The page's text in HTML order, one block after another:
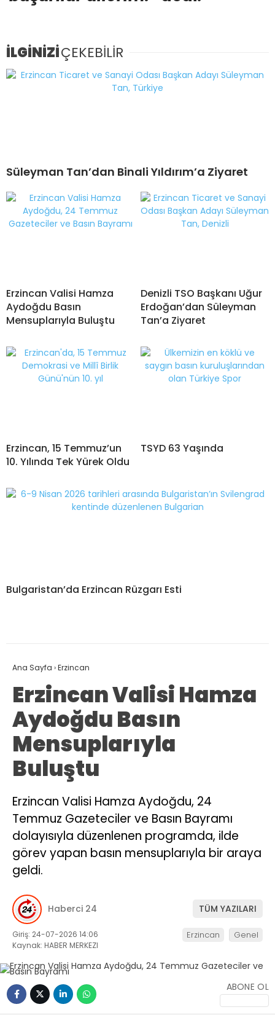
İLGİNİZİÇEKEBİLİR
Süleyman Tan’dan Binali Yıldırım’a Ziyaret
Erzincan Valisi Hamza
Aydoğdu Basın
Mensuplarıyla Buluştu
Denizli TSO Başkanı Uğur
Erdoğan’dan Süleyman
Tan’a Ziyaret
Erzincan, 15 Temmuz’un
10. Yılında Tek Yürek Oldu
TSYD 63 Yaşında
Bulgaristan’da Erzincan Rüzgarı Esti
Ana Sayfa ›Erzincan
Erzincan Valisi Hamza
Aydoğdu Basın
Mensuplarıyla
Buluştu
Erzincan Valisi Hamza Aydoğdu, 24
Temmuz Gazeteciler ve Basın Bayramı
dolayısıyla düzenlenen programda, ilde
görev yapan basın mensuplarıyla bir araya
geldi.
Haberci 24 TÜM YAZILARI
Giriş: 24-07-2026 14:06
Kaynak: HABER MERKEZI
Erzincan Genel
ABONE OL